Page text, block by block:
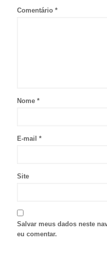
Comentário *
Nome *
E-mail *
Site
Salvar meus dados neste
eu comentar.